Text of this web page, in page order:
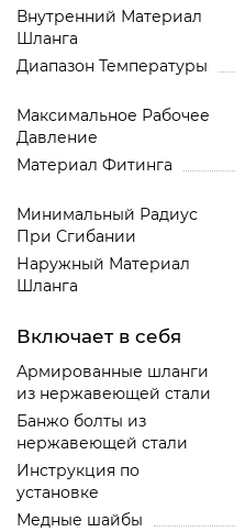
Внутренний Материал
Шланга
Диапазон Температуры
Максимальное Рабочее
Давление
Материал Фитинга
Минимальный Радиус
При Сгибании
Наружный Материал
Шланга
Включает в себя
Армированные шланги
из нержавеющей стали
Банжо болты из
нержавеющей стали
Инструкция по
установке
Медные шайбы